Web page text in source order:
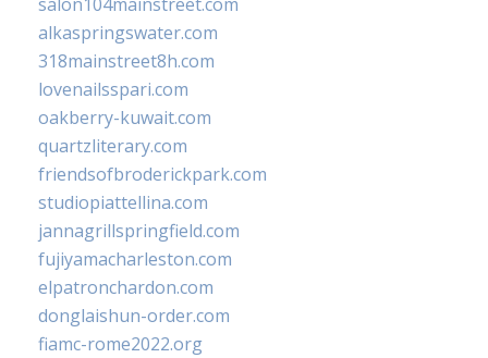
alkaspringswater.com
318mainstreet8h.com
lovenailsspari.com
oakberry-kuwait.com
quartzliterary.com
friendsofbroderickpark.com
studiopiattellina.com
jannagrillspringfield.com
fujiyamacharleston.com
elpatronchardon.com
donglaishun-order.com
fiamc-rome2022.org